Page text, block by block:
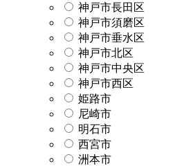
神戸市長田区
神戸市須磨区
神戸市垂水区
神戸市北区
神戸市中央区
神戸市西区
姫路市
尼崎市
明石市
西宮市
洲本市